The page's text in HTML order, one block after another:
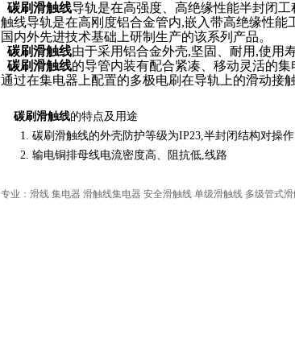
碳刷滑触线导轨是在高强度、高绝缘性能半封闭
触线导轨是在高刚度铝合金管内,嵌入带高绝缘性
国内外先进技术基础上研制生产的该系列产品。
碳刷滑触线由于采用铝合金外壳,坚固、耐用,使用
碳刷滑触线的导管内装有配合紧凑、移动灵活的
通过在集电器上配置的多极电刷在导轨上的滑动接
碳刷滑触线的特点及用途
1. 碳刷滑触线的外壳防护等级为IP23,半封闭结构对操作
2. 输电铜排母线电流密度高、阻抗低,线路
专业：滑线 集电器 滑触线集电器 安全滑触线 单级滑触线 多级管式